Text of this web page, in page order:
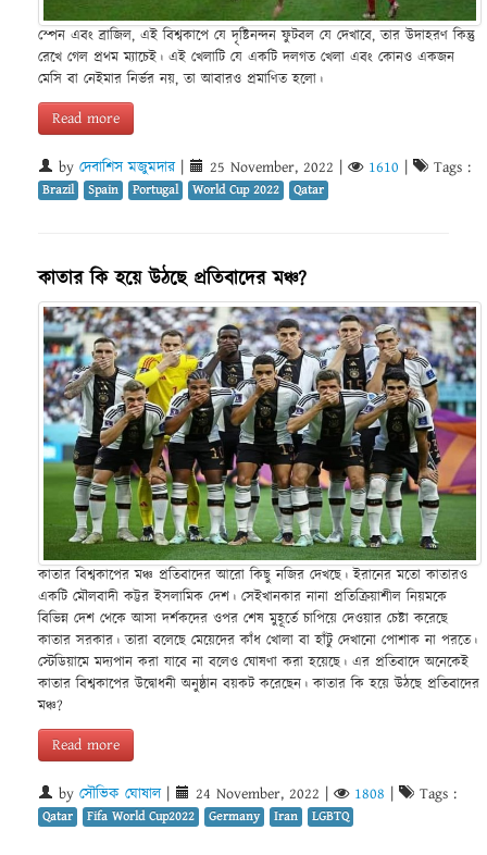
স্পেন এবং ব্রাজিল, এই বিশ্বকাপে যে দৃষ্টিনন্দন ফুটবল যে দেখাবে, তার উদাহরণ কিন্তু
রেখে গেল প্রথম ম্যাচেই। এই খেলাটি যে একটি দলগত খেলা এবং কোনও একজন
মেসি বা নেইমার নির্ভর নয়, তা আবারও প্রমাণিত হলো।
Read more
by দেবাশিস মজুমদার| 25 November, 2022 | 1610 | Tags :
Brazil Spain Portugal World Cup 2022 Qatar
কাতার কি হয়ে উঠছে প্রতিবাদের মঞ্চ?
কাতার বিশ্বকাপের মঞ্চ প্রতিবাদের আরো কিছু নজির দেখছে। ইরানের মতো কাতারও
একটি মৌলবাদী কট্টর ইসলামিক দেশ। সেইখানকার নানা প্রতিক্রিয়াশীল নিয়মকে
বিভিন্ন দেশ থেকে আসা দর্শকদের ওপর শেষ মুহূর্তে চাপিয়ে দেওয়ার চেষ্টা করেছে
কাতার সরকার। তারা বলেছে মেয়েদের কাঁধ খোলা বা হাঁটু দেখানো পোশাক না পরতে।
স্টেডিয়ামে মদ্যপান করা যাবে না বলেও ঘোষণা করা হয়েছে। এর প্রতিবাদে অনেকেই
কাতার বিশ্বকাপের উদ্বোধনী অনুষ্ঠান বয়কট করেছেন। কাতার কি হয়ে উঠছে প্রতিবাদের
মঞ্চ?
Read more
by সৌভিক ঘোষাল| 24 November, 2022 | 1808 | Tags :
Qatar Fifa World Cup2022 Germany Iran LGBTQ